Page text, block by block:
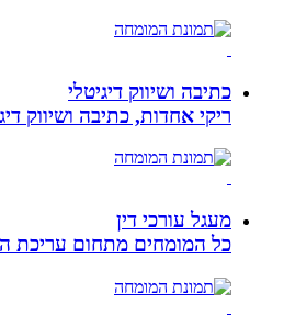
כתיבה ושיווק דיגיטלי
ריקי אחדות, כתיבה ושיווק
מעגל עורכי דין
כל המומחים מתחום עריכת